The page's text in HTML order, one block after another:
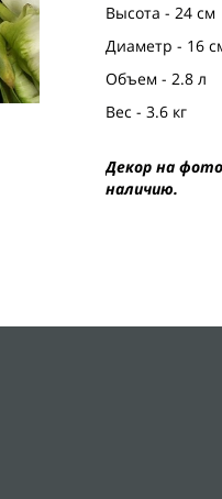
Высота - 24 см
Диаметр - 16
Объем - 2.8 л
Вес - 3.6 кг
Декор на
наличию.